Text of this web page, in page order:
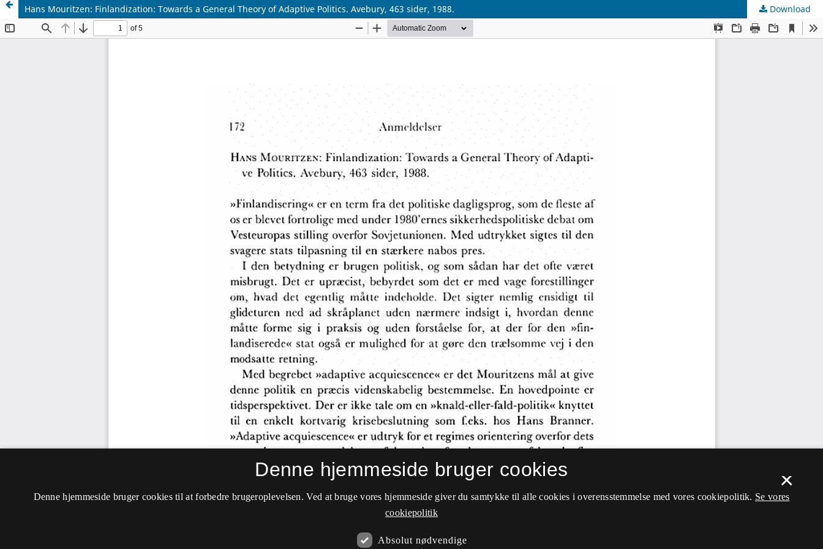
Hans Mouritzen: Finlandization: Towards a General Theory of Adaptive Politics. Avebury, 463 sider, 1988. Download
×
Denne hjemmeside bruger cookies
Denne hjemmeside bruger cookies til at forbedre brugeroplevelsen. Ved at bruge vores hjemmeside giver du samtykke til alle cookies i overensstemmelse med vores cookiepolitik. Se vores
cookiepolitik
Absolut nødvendige